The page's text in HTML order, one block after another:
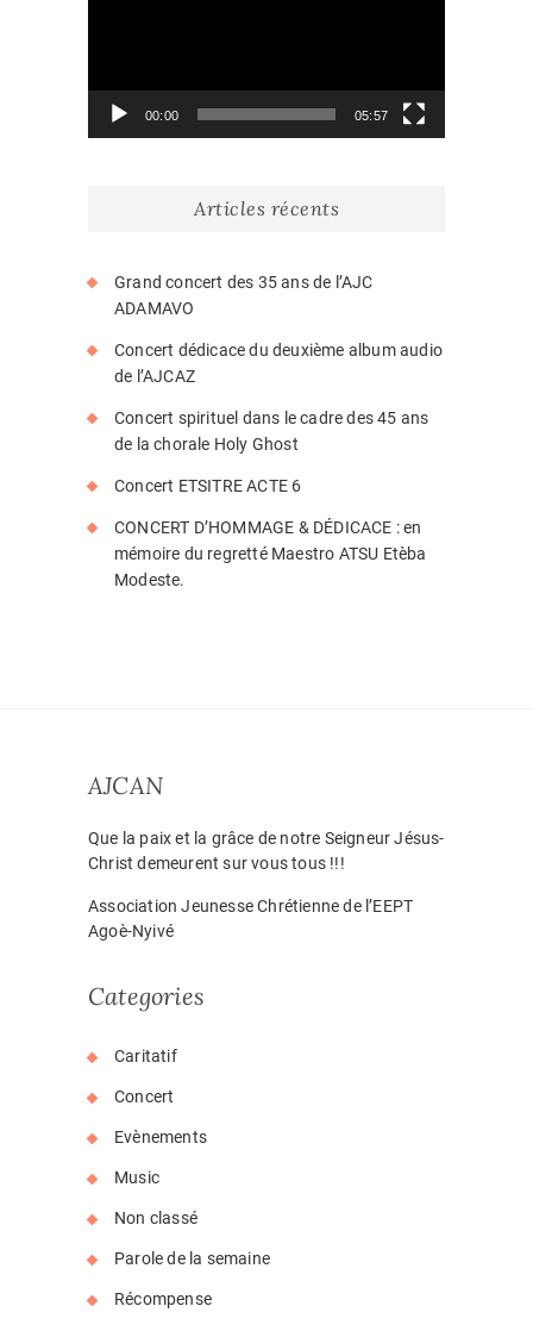
00:00 05:57
Articles récents
Grand concert des 35 ans de l’AJC
ADAMAVO
Concert dédicace du deuxième album audio
de l’AJCAZ
Concert spirituel dans le cadre des 45 ans
de la chorale Holy Ghost
Concert ETSITRE ACTE 6
CONCERT D’HOMMAGE & DÉDICACE : en
mémoire du regretté Maestro ATSU Etèba
Modeste.
AJCAN
Que la paix et la grâce de notre Seigneur Jésus-
Christ demeurent sur vous tous !!!
Association Jeunesse Chrétienne de l’EEPT
Agoè-Nyivé
Categories
Caritatif
Concert
Evènements
Music
Non classé
Parole de la semaine
Récompense